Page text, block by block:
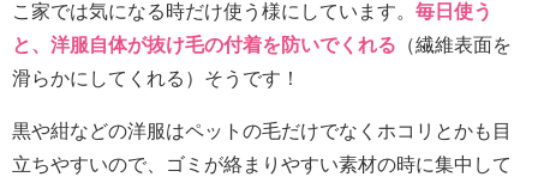
こ家では気になる時だけ使う様にしています。 毎日使う
と、洋服自体が抜け毛の付着を防いでくれる （繊維表面を
滑らかにしてくれる）そうです！
黒や紺などの洋服はペットの毛だけでなくホコリとかも目
立ちやすいので、ゴミが絡まりやすい素材の時に集中して